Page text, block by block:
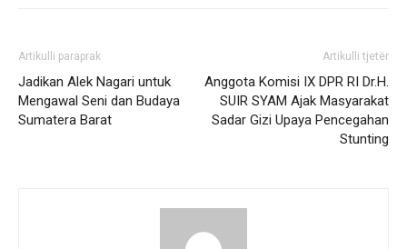
Artikulli paraprak
Jadikan Alek Nagari untuk
Mengawal Seni dan Budaya
Sumatera Barat
Artikulli tjetër
Anggota Komisi IX DPR RI Dr.H.
SUIR SYAM Ajak Masyarakat
Sadar Gizi Upaya Pencegahan
Stunting